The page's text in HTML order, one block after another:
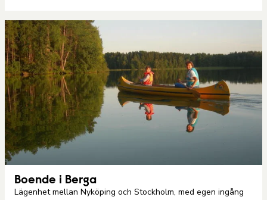
Boende i Berga
Lägenhet mellan Nyköping och Stockholm, med egen ingång